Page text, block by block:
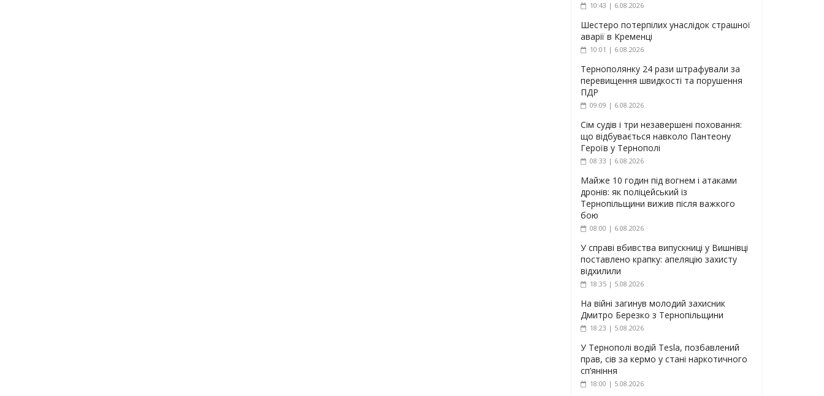
10:43 | 6.08.2026
Шестеро потерпілих унаслідок страшної
аварії в Кременці
10:01 | 6.08.2026
Тернополянку 24 рази штрафували за
перевищення швидкості та порушення
ПДР
09:09 | 6.08.2026
Сім судів і три незавершені поховання:
що відбувається навколо Пантеону
Героїв у Тернополі
08:33 | 6.08.2026
Майже 10 годин під вогнем і атаками
дронів: як поліцейський із
Тернопільщини вижив після важкого
бою
08:00 | 6.08.2026
У справі вбивства випускниці у Вишнівці
поставлено крапку: апеляцію захисту
відхилили
18:35 | 5.08.2026
На війні загинув молодий захисник
Дмитро Березко з Тернопільщини
18:23 | 5.08.2026
У Тернополі водій Tesla, позбавлений
прав, сів за кермо у стані наркотичного
сп’яніння
18:00 | 5.08.2026